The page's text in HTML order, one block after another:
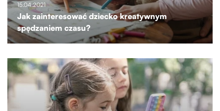
15.04.2021
Jak zainteresować dziecko kreatywnym
spędzaniem czasu?